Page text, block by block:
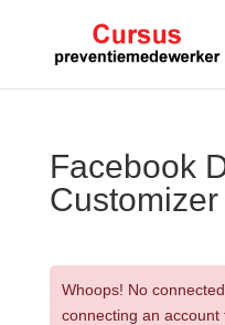
Facebook
Customizer
Whoops! No
connecting an account